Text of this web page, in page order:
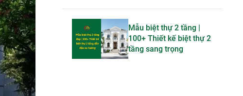
Mẫu biệt thự 2 tầng |
100+ Thiết kế biệt thự 2
tầng sang trọng